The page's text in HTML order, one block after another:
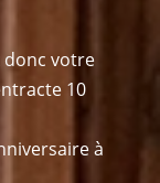
donc votre
10
à